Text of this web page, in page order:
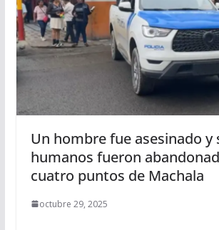
Un hombre fue asesinado y
humanos fueron
cuatro puntos de Machala
octubre 29, 2025